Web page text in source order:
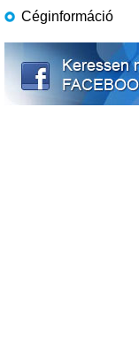
Céginformáció